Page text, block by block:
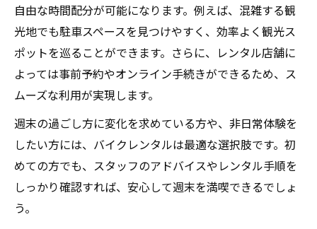
自由な時間配分が可能になります。例えば、混雑する観
光地でも駐車スペースを見つけやすく、効率よく観光ス
ポットを巡ることができます。さらに、レンタル店舗に
よっては事前予約やオンライン手続きができるため、ス
ムーズな利用が実現します。
週末の過ごし方に変化を求めている方や、非日常体験を
したい方には、バイクレンタルは最適な選択肢です。初
めての方でも、スタッフのアドバイスやレンタル手順を
しっかり確認すれば、安心して週末を満喫できるでしょ
う。